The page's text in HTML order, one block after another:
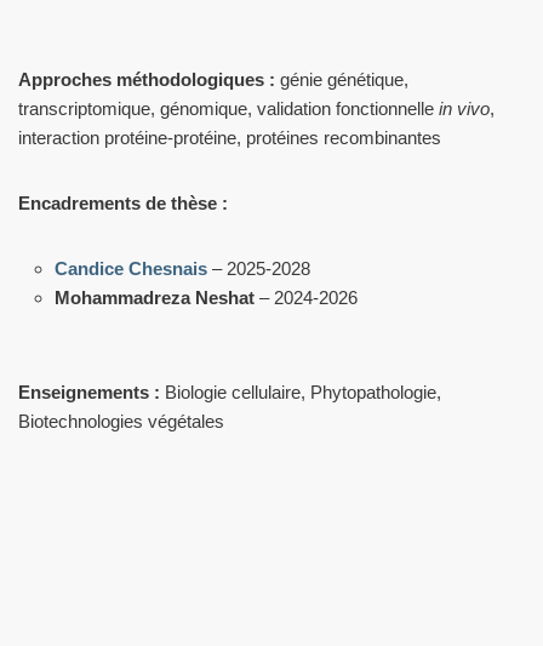
Approches méthodologiques : génie génétique,
transcriptomique, génomique, validation fonctionnelle in vivo,
interaction protéine-protéine, protéines recombinantes
Encadrements de thèse :
Candice Chesnais – 2025-2028
Mohammadreza Neshat – 2024-2026
Enseignements : Biologie cellulaire, Phytopathologie,
Biotechnologies végétales